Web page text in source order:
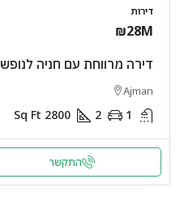
דירות
₪28M
דירה מרווחת עם חניה לנופש
Ajman
1
2
2800
Sq Ft
התקשר